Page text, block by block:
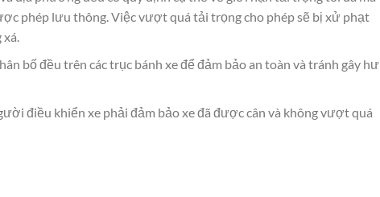
phép lưu thông. Việc vượt quá tải trọng cho phép sẽ bị xử phạt
xá.
bố đều trên các trục bánh xe để đảm bảo an toàn và tránh gây hư
điều khiển xe phải đảm bảo xe đã được cân và không vượt quá